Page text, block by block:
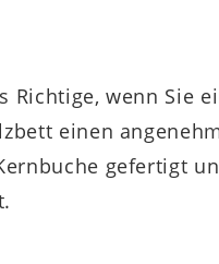
Richtige, wenn Sie
einen
gefertigt